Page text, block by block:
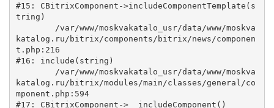
#15: CBitrixComponent->includeComponentTemplate(s
tring)
katalog.ru/bitrix/components/bitrix/news/componen
t.php:216
#16: include(string)
katalog.ru/bitrix/modules/main/classes/general/co
mponent.php:594
#17: CBitrixComponent->__includeComponent()